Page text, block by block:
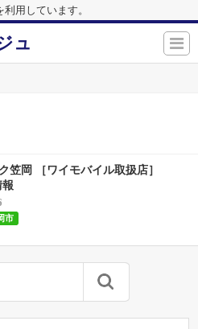
用しています。
ュ
笠岡 ［ワイモバイル取扱店］
市